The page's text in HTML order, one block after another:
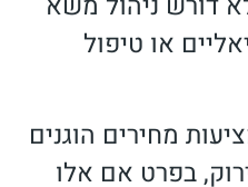
או טיפול
מחירים הוגנים
בפרט אם אלו